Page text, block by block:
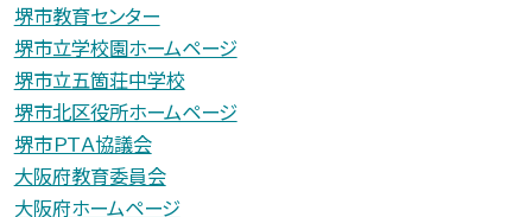
堺市教育センター
堺市立学校園ホームページ
堺市立五箇荘中学校
堺市北区役所ホームページ
堺市ＰＴＡ協議会
大阪府教育委員会
大阪府ホームページ